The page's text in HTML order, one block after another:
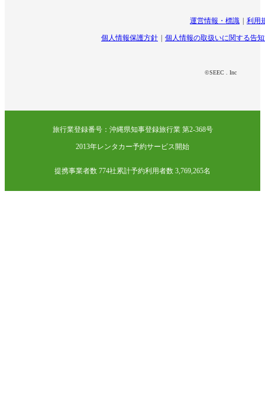
運営情報・標識 利用
個人情報保護方針 個人情報の取扱いに関する告
©SEEC . Inc
旅行業登録番号：沖縄県知事登録旅行業 第2-368号
2013年レンタカー予約サービス開始
提携事業者数 774社累計予約利用者数 3,769,265名